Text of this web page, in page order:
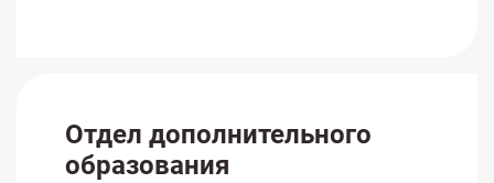
Отдел дополнительного
образования